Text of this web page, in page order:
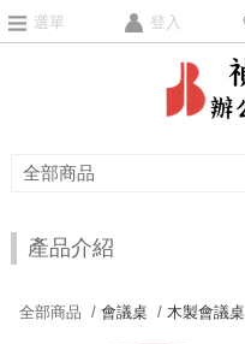
選單 登入
全部商品
產品介紹
全部商品 /會議桌 / 木製會議桌